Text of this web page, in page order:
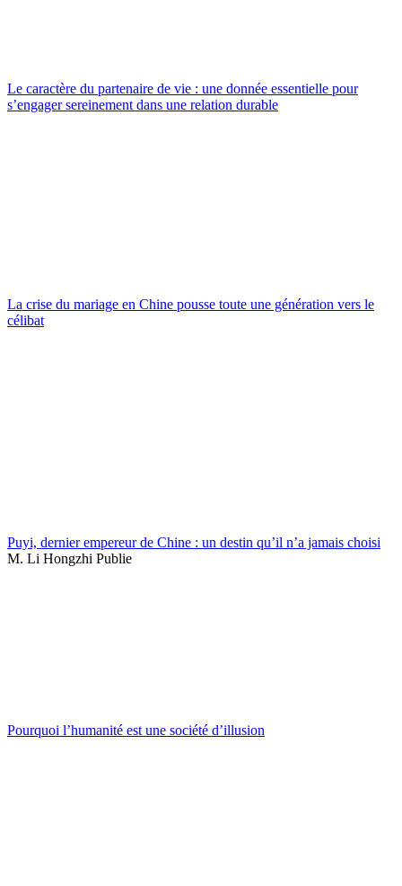
Le caractère du partenaire de vie : une donnée essentielle pour
s’engager sereinement dans une relation durable
La crise du mariage en Chine pousse toute une génération vers le
célibat
Puyi, dernier empereur de Chine : un destin qu’il n’a jamais choisi
M. Li Hongzhi Publie
Pourquoi l’humanité est une société d’illusion